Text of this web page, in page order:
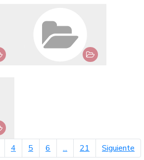
4 5 6 ... 21 Siguiente